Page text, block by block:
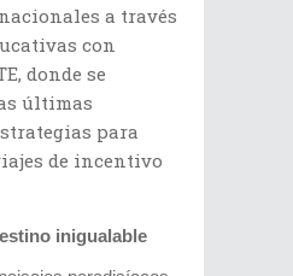
a través
con
donde se
últimas
para
de incentivo
inigualable